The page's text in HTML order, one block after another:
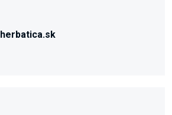
herbatica.sk